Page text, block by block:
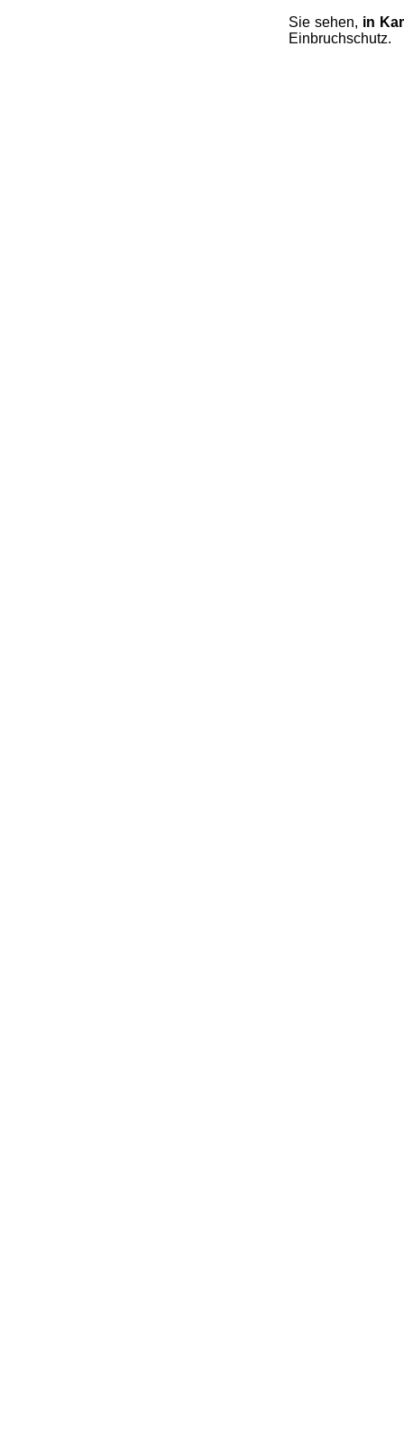
Sie sehen, in
Einbruchschutz.